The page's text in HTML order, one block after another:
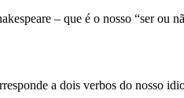
– que é o nosso “ser
a dois verbos do nosso